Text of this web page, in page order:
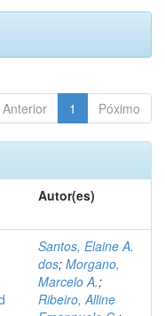
Anterior 1 Póximo
Autor(es)
Santos, Elaine A.
dos; Morgano,
Marcelo A.;
Ribeiro, Alline